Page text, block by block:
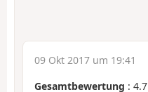
09 Okt 2017 um 19:41
Gesamtbewertung : 4.7